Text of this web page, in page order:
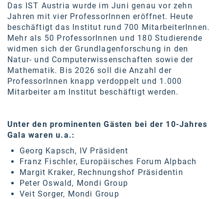
Das IST Austria wurde im Juni genau vor zehn
Jahren mit vier ProfessorInnen eröffnet. Heute
beschäftigt das Institut rund 700 MitarbeiterInnen.
Mehr als 50 ProfessorInnen und 180 Studierende
widmen sich der Grundlagenforschung in den
Natur- und Computerwissenschaften sowie der
Mathematik. Bis 2026 soll die Anzahl der
ProfessorInnen knapp verdoppelt und 1.000
Mitarbeiter am Institut beschäftigt werden.
Unter den prominenten Gästen bei der 10-Jahres
Gala waren u.a.:
Georg Kapsch, IV Präsident
Franz Fischler, Europäisches Forum Alpbach
Margit Kraker, Rechnungshof Präsidentin
Peter Oswald, Mondi Group
Veit Sorger, Mondi Group